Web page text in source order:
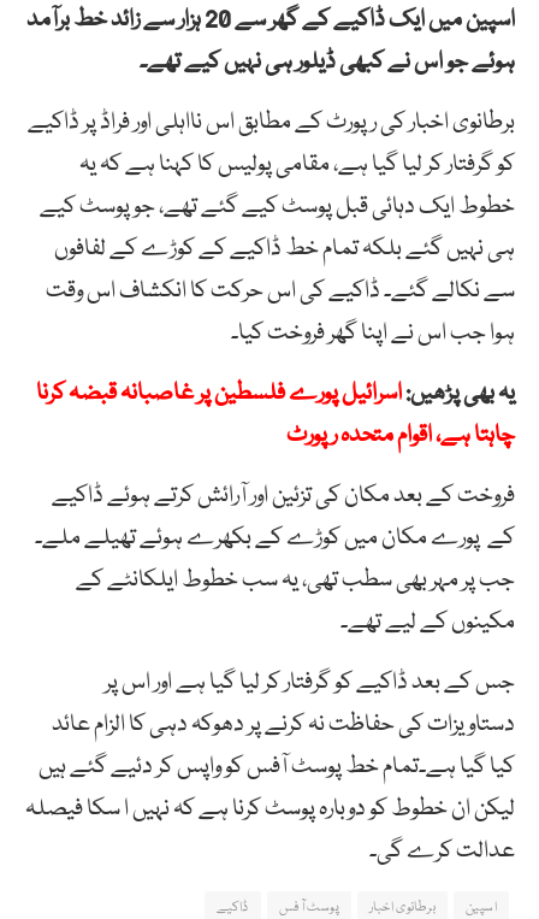
اسپین میں ایک ڈاکیے کے گھر سے 20 ہزار سے زائد خط برآمد
ہوئے جو اس نے کبھی ڈیلور ہی نہیں کیے تھے۔
برطانوی اخبار کی رپورٹ کے مطابق اس نااہلی اور فراڈ پر ڈاکیے
کو گرفتار کر لیا گیا ہے، مقامی پولیس کا کہنا ہے کہ یہ
خطوط ایک دہائی قبل پوسٹ کیے گئے تھے، جو پوسٹ کیے
ہی نہیں گئے بلکہ تمام خط ڈاکیے کے کوڑے کے لفافوں
سے نکالے گئے۔ ڈاکیے کی اس حرکت کا انکشاف اس وقت
ہوا جب اس نے اپنا گھر فروخت کیا۔
یہ بھی پڑھیں:اسرائیل پورے فلسطین پر غاصبانہ قبضہ کرنا
چاہتا ہے، اقوام متحدہ رپورٹ
فروخت کے بعد مکان کی تزئین اور آرائش کرتے ہوئے ڈاکیے
کے پورے مکان میں کوڑے کے بکھرے ہوئے تھیلے ملے۔
جب پر مہر بھی سطب تھی، یہ سب خطوط ایلکانٹے کے
مکینوں کے لیے تھے۔
جس کے بعد ڈاکیے کو گرفتار کر لیا گیا ہے اور اس پر
دستاویزات کی حفاظت نہ کرنے پر دھوکہ دہی کا الزام عائد
کیا گیا ہے۔تمام خط پوسٹ آفس کو واپس کر دئیے گئے ہیں
لیکن ان خطوط کو دوبارہ پوسٹ کرنا ہے کہ نہیں ا سکا فیصلہ
عدالت کرے گی۔
اسپین برطانوی اخبار پوسٹ آفس ڈاکیے